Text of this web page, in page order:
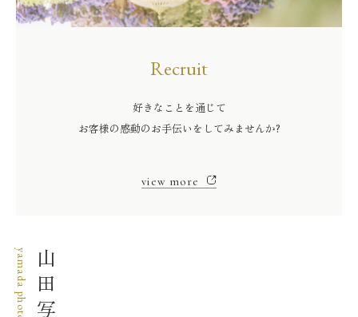
Recruit
好きなことを通じて
お客様の感動のお手伝いをしてみませんか?
view more